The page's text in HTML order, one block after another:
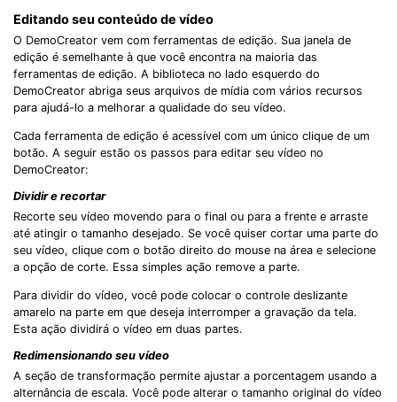
Editando seu conteúdo de vídeo
O DemoCreator vem com ferramentas de edição. Sua janela de
edição é semelhante à que você encontra na maioria das
ferramentas de edição. A biblioteca no lado esquerdo do
DemoCreator abriga seus arquivos de mídia com vários recursos
para ajudá-lo a melhorar a qualidade do seu vídeo.
Cada ferramenta de edição é acessível com um único clique de um
botão. A seguir estão os passos para editar seu vídeo no
DemoCreator:
Dividir e recortar
Recorte seu vídeo movendo para o final ou para a frente e arraste
até atingir o tamanho desejado. Se você quiser cortar uma parte do
seu vídeo, clique com o botão direito do mouse na área e selecione
a opção de corte. Essa simples ação remove a parte.
Para dividir do vídeo, você pode colocar o controle deslizante
amarelo na parte em que deseja interromper a gravação da tela.
Esta ação dividirá o vídeo em duas partes.
Redimensionando seu vídeo
A seção de transformação permite ajustar a porcentagem usando a
alternância de escala. Você pode alterar o tamanho original do vídeo